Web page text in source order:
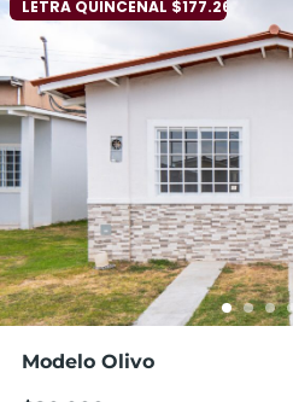
LETRA QUINCENAL $177.26
Modelo Olivo